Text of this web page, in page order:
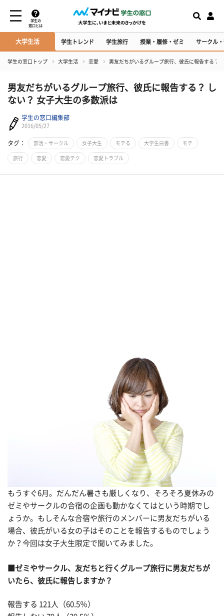
学生の
窓口とは
大学生活 学生トレンド 学生旅行 授業・履修・ゼミ サークル
学生の窓口トップ 大学生活 恋愛 男友だちがいるグループ旅行、彼氏に報告する？
男友だちがいるグループ旅行、彼氏に報告する？ し
ない？ 女子大生の多数派は
学生の窓口編集部
2016/05/27
タグ： 部活・サークル 女子大生 モテる 大学生白書 モテ
旅行 恋愛 恋愛テク 恋愛トラブル
もうすぐ6月。だんだん暑さも厳しくなり、そろそろ夏休みの
ゼミやサークルの合宿の企画も動かなくてはという時期でし
ょうか。もしそんな合宿や旅行のメンバーに男友だちがいる
場合、彼氏がいる女の子はそのことを報告するものでしょう
か？今回は女子大生限定で聞いてみました。
■ゼミやサークル、友だちと行くグループ旅行に男友だちが
いたら、彼氏に報告しますか？
報告する 121人（60.5％）